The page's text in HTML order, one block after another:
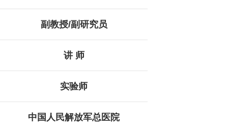
副教授/副研究员
讲 师
实验师
中国人民解放军总医院